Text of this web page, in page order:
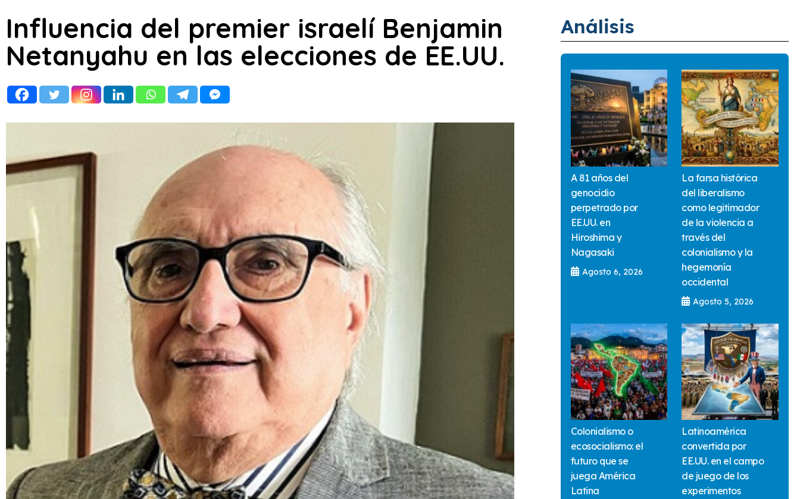
Influencia del premier israelí Benjamin
Netanyahu en las elecciones de EE.UU.
Análisis
A 81 años del
genocidio
perpetrado por
EE.UU. en
Hiroshima y
Nagasaki
Agosto 6, 2026
La farsa histórica
del liberalismo
como legitimador
de la violencia a
través del
colonialismo y la
hegemonía
occidental
Agosto 5, 2026
Colonialismo o
ecosocialismo: el
futuro que se
juega América
Latina
Latinoamérica
convertida por
EE.UU. en el campo
de juego de los
experimentos